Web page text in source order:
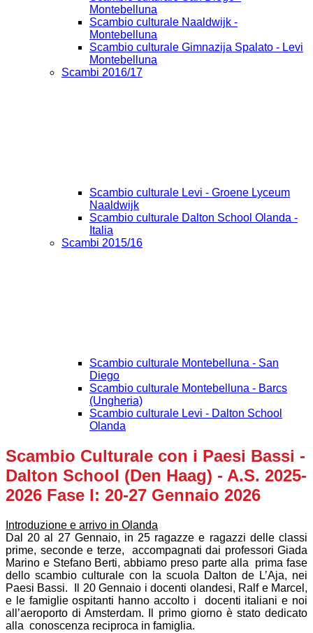
Montebelluna
Scambio culturale Naaldwijk -
Montebelluna
Scambio culturale Gimnazija Spalato - Levi
Montebelluna
Scambi 2016/17
Scambio culturale Levi - Groene Lyceum
Naaldwijk
Scambio culturale Dalton School Olanda -
Italia
Scambi 2015/16
Scambio culturale Montebelluna - San
Diego
Scambio culturale Montebelluna - Barcs
(Ungheria)
Scambio culturale Levi - Dalton School
Olanda
Scambio Culturale con i Paesi Bassi -
Dalton School (Den Haag) - A.S. 2025-
2026 Fase I: 20-27 Gennaio 2026
Introduzione e arrivo in Olanda
Dal 20 al 27 Gennaio, in 25 ragazze e ragazzi delle classi
prime, seconde e terze, accompagnati dai professori Giada
Marino e Stefano Berti, abbiamo preso parte alla prima fase
dello scambio culturale con la scuola Dalton de L’Aja, nei
Paesi Bassi. Il 20 Gennaio i docenti olandesi, Ralf e Marcel,
e le famiglie ospitanti hanno accolto i docenti italiani e noi
all’aeroporto di Amsterdam. Il primo giorno è stato dedicato
alla conoscenza reciproca in famiglia.